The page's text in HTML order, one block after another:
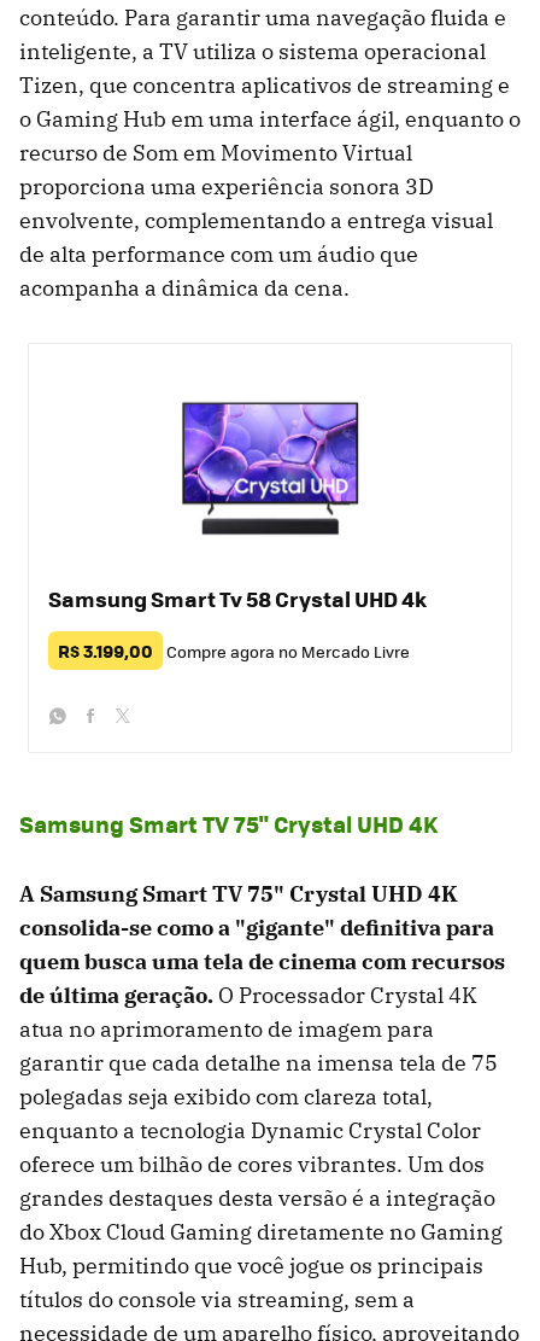
conteúdo. Para garantir uma navegação fluida e
inteligente, a TV utiliza o sistema operacional
Tizen, que concentra aplicativos de streaming e
o Gaming Hub em uma interface ágil, enquanto o
recurso de Som em Movimento Virtual
proporciona uma experiência sonora 3D
envolvente, complementando a entrega visual
de alta performance com um áudio que
acompanha a dinâmica da cena.
Samsung Smart Tv 58 Crystal UHD 4k
R$ 3.199,00 Compre agora no Mercado Livre
Samsung Smart TV 75" Crystal UHD 4K
A Samsung Smart TV 75" Crystal UHD 4K
consolida-se como a "gigante" definitiva para
quem busca uma tela de cinema com recursos
de última geração. O Processador Crystal 4K
atua no aprimoramento de imagem para
garantir que cada detalhe na imensa tela de 75
polegadas seja exibido com clareza total,
enquanto a tecnologia Dynamic Crystal Color
oferece um bilhão de cores vibrantes. Um dos
grandes destaques desta versão é a integração
do Xbox Cloud Gaming diretamente no Gaming
Hub, permitindo que você jogue os principais
títulos do console via streaming, sem a
necessidade de um aparelho físico, aproveitando